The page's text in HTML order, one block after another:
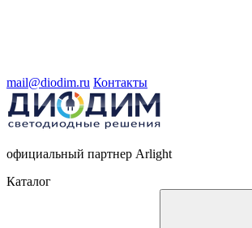
mail@diodim.ru Контакты
официальный партнер Arlight
Каталог